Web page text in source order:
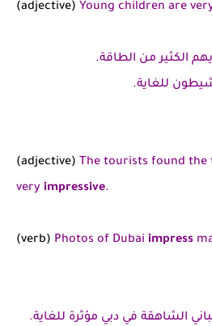
(adjective) Young children are
الكثير من الطاقة.
للغاية.
(adjective) The tourists found the
very impressive.
(verb) Photos of Dubai impress
الشاهقة في دبي مؤثرة للغاية.